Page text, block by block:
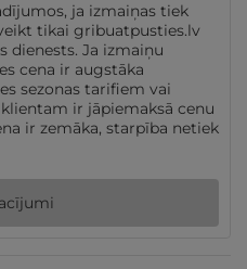
ja izmaiņas tiek
tikai gribuatpusties.lv
dienests. Ja izmaiņu
cena ir augstāka
sezonas tarifiem vai
ir jāpiemaksā cenu
ir zemāka, starpība netiek